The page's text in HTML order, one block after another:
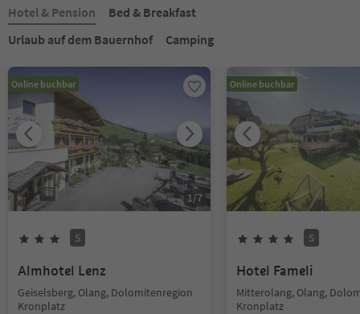
Hotel & Pension
Bed & Breakfast
Urlaub auf dem Bauernhof
Camping
Online buchbar
1/7
S
Almhotel Lenz
Geiselsberg, Olang, Dolomitenregion
Kronplatz
Online buchbar
S
Hotel Fameli
Mitterolang, Olang,
Kronplatz